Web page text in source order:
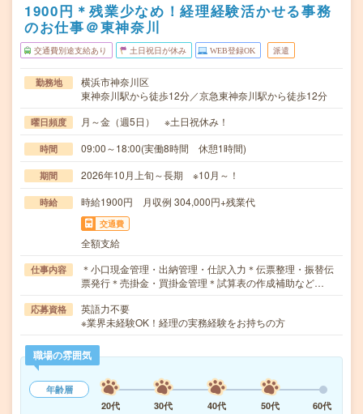
1900円＊残業少なめ！経理経験活かせる事務
のお仕事＠東神奈川
交通費別途支給あり 土日祝日が休み WEB登録OK 派遣
勤務地
横浜市神奈川区
東神奈川駅から徒歩12分／京急東神奈川駅から徒歩12分
曜日頻度 月～金（週5日） ※土日祝休み！
時間 09:00～18:00(実働8時間 休憩1時間)
期間 2026年10月上旬～長期 ※10月～！
時給 時給1900円 月収例 304,000円+残業代
交通費
全額支給
仕事内容
＊小口現金管理・出納管理・仕訳入力＊伝票整理・振替伝
票発行＊売掛金・買掛金管理＊試算表の作成補助など…
応募資格
英語力不要
※業界未経験OK！経理の実務経験をお持ちの方
職場の雰囲気
年齢層
20代
30代 40代 50代
60代